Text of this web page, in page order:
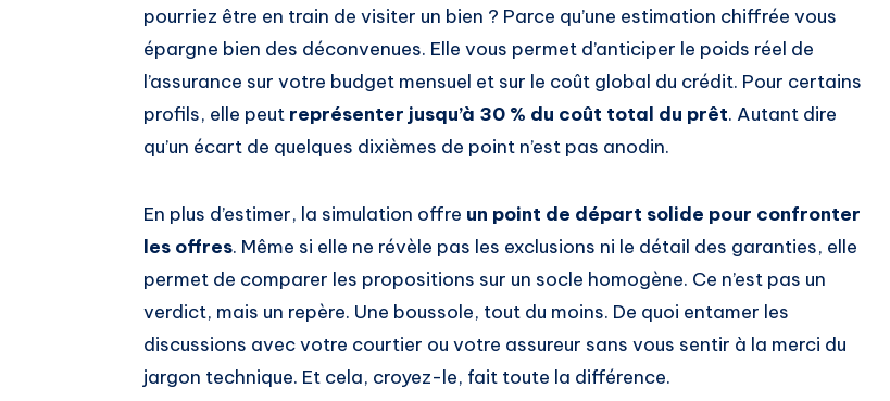
pourriez être en train de visiter un bien ? Parce qu’une estimation chiffrée vous
épargne bien des déconvenues. Elle vous permet d’anticiper le poids réel de
l’assurance sur votre budget mensuel et sur le coût global du crédit. Pour certains
profils, elle peut représenter jusqu’à 30 % du coût total du prêt. Autant dire
qu’un écart de quelques dixièmes de point n’est pas anodin.
En plus d’estimer, la simulation offre un point de départ solide pour confronter
les offres. Même si elle ne révèle pas les exclusions ni le détail des garanties, elle
permet de comparer les propositions sur un socle homogène. Ce n’est pas un
verdict, mais un repère. Une boussole, tout du moins. De quoi entamer les
discussions avec votre courtier ou votre assureur sans vous sentir à la merci du
jargon technique. Et cela, croyez-le, fait toute la différence.